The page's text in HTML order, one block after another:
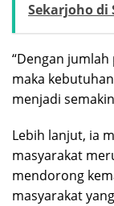
Sekarjoho di
“Dengan
maka
menjadi
Lebih lanjut, ia
masyarakat
mendorong
masyarakat